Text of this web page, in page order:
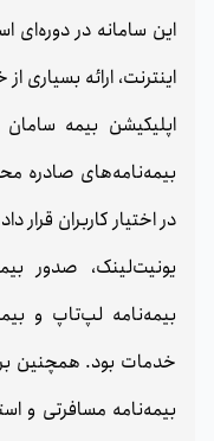
این سامانه در
اینترنت، ارائه بسیاری
اپلیکیشن بیمه
بیمه‌نامه‌های صادره
در اختیار کاربران قرار
یونیت‌لینک، صدور
بیمه‌نامه لپ‌تاپ و
خدمات بود. همچنین
بیمه‌نامه مسافرتی و